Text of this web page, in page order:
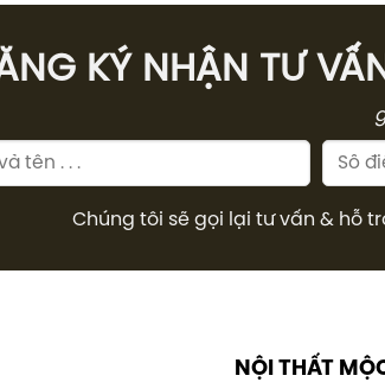
KÝ NHẬN TƯ
Chúng tôi sẽ gọi lại tư vấn & hỗ
NỘI THẤT